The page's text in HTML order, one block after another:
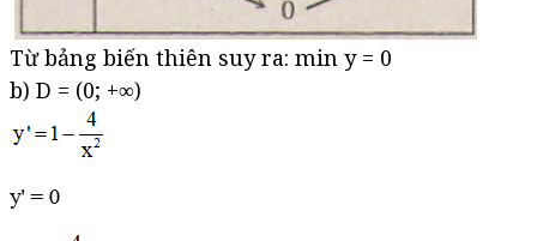
Từ bảng biến thiên suy ra: min y = 0
b) D = (0; +∞)